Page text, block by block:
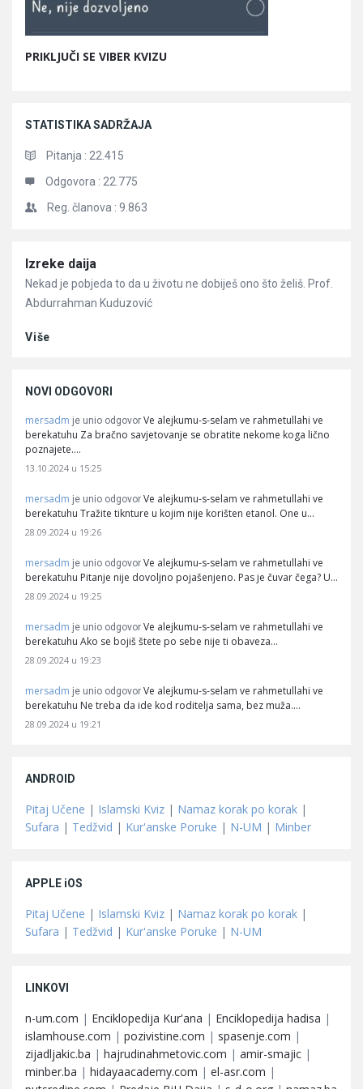
PRIKLJUČI SE VIBER KVIZU
STATISTIKA SADRŽAJA
Pitanja : 22.415
Odgovora : 22.775
Reg. članova : 9.863
Članci
Izreke daija
Nekad je pobjeda to da u životu ne dobiješ ono što želiš. Prof.
Abdurrahman Kuduzović
Više
NOVI ODGOVORI
mersadm je unio odgovor Ve alejkumu-s-selam ve rahmetullahi ve
berekatuhu Za bračno savjetovanje se obratite nekome koga lično
poznajete.…
13.10.2024 u 15:25
mersadm je unio odgovor Ve alejkumu-s-selam ve rahmetullahi ve
berekatuhu Tražite tiknture u kojim nije korišten etanol. One u…
28.09.2024 u 19:26
mersadm je unio odgovor Ve alejkumu-s-selam ve rahmetullahi ve
berekatuhu Pitanje nije dovoljno pojašenjeno. Pas je čuvar čega? U…
28.09.2024 u 19:25
mersadm je unio odgovor Ve alejkumu-s-selam ve rahmetullahi ve
berekatuhu Ako se bojiš štete po sebe nije ti obaveza…
28.09.2024 u 19:23
mersadm je unio odgovor Ve alejkumu-s-selam ve rahmetullahi ve
berekatuhu Ne treba da ide kod roditelja sama, bez muža.…
28.09.2024 u 19:21
ANDROID
Pitaj Učene | Islamski Kviz | Namaz korak po korak |
Sufara | Tedžvid | Kur'anske Poruke | N-UM | Minber
APPLE iOS
Pitaj Učene | Islamski Kviz | Namaz korak po korak |
Sufara | Tedžvid | Kur'anske Poruke | N-UM
LINKOVI
n-um.com | Enciklopedija Kur'ana | Enciklopedija hadisa |
islamhouse.com | pozivistine.com | spasenje.com |
zijadljakic.ba | hajrudinahmetovic.com | amir-smajic |
minber.ba | hidayaacademy.com | el-asr.com |